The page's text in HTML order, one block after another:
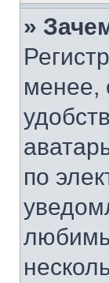
»
менее,
по